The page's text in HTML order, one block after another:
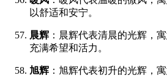
以舒适和安宁。
晨辉 ：晨辉代表清晨的光辉，
充满希望和活力。
旭辉 ：旭辉代表初升的光辉，